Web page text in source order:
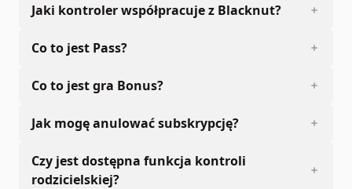
Jaki kontroler współpracuje z Blacknut?
Co to jest Pass?
Co to jest gra Bonus?
Jak mogę anulować subskrypcję?
Czy jest dostępna funkcja kontroli
rodzicielskiej?